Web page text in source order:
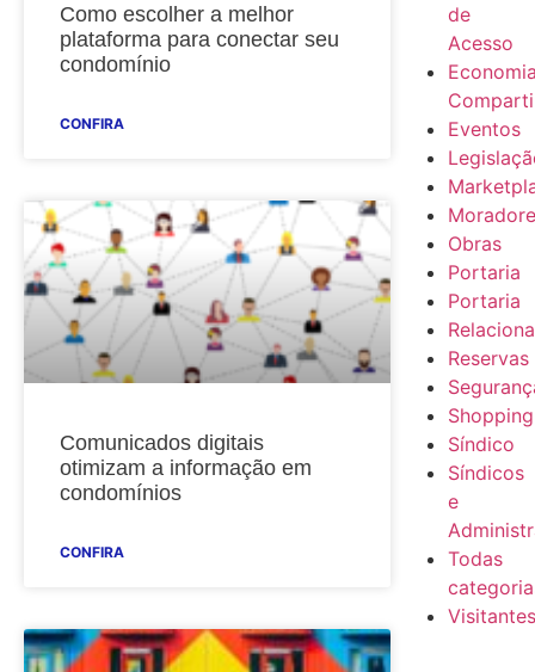
Como escolher a melhor
plataforma para conectar seu
condomínio
CONFIRA
Comunicados digitais
otimizam a informação em
condomínios
CONFIRA
de
Acesso
Eventos
Obras
Portaria
Portaria
Reservas
Shopping
Síndico
Síndicos
e
Todas